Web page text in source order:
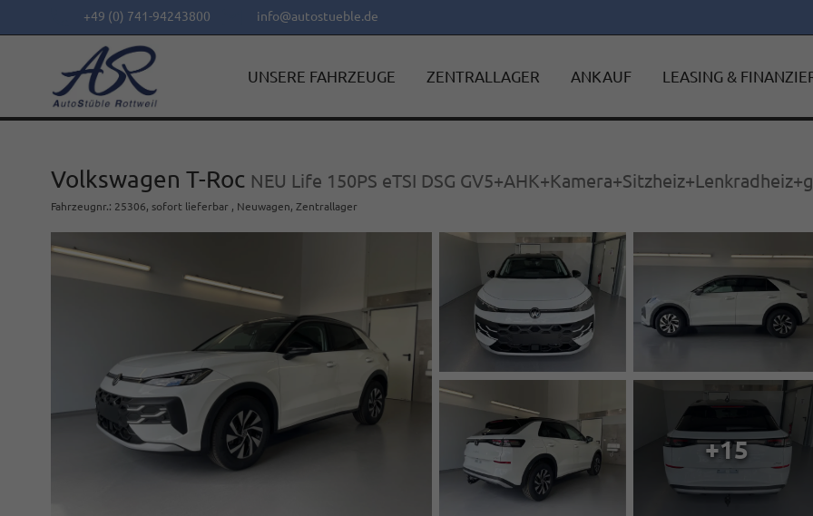
+49 (0) 741-94243800 info@autostueble.de
UNSERE FAHRZEUGE ZENTRALLAGER ANKAUF LEASING &
Volkswagen T-Roc NEU Life 150PS eTSI DSG
Fahrzeugnr.: 25306, sofort lieferbar , Neuwagen, Zentrallager
+15